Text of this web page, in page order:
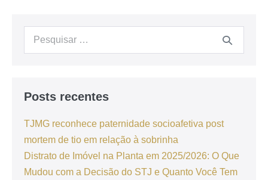
Posts recentes
TJMG reconhece paternidade socioafetiva post
mortem de tio em relação à sobrinha
Distrato de Imóvel na Planta em 2025/2026: O Que
Mudou com a Decisão do STJ e Quanto Você Tem